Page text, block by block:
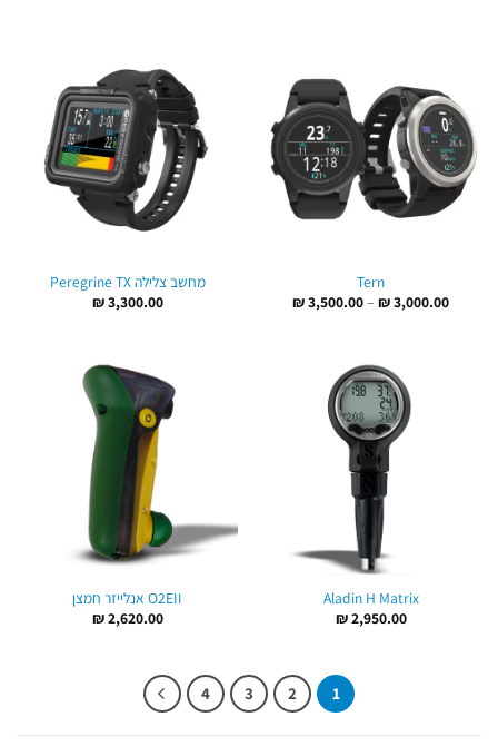
Tern
₪3,000.00
–
₪3,500.00 טווח
מחשב צלילה Peregrine TX
₪3,300.00
Aladin H Matrix
₪2,950.00
O2EII אנלייזר חמצן
₪2,620.00
1
2
3
4